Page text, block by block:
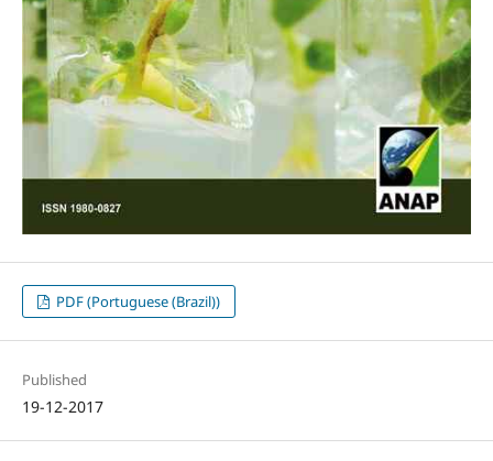
PDF (Portuguese (Brazil))
Published
19-12-2017